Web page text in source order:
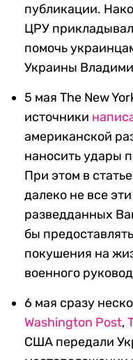
публикации.
ЦРУ
помочь
Украины
5 мая The New
источники
американской
наносить удары
При этом в
далеко не все
разведданных
бы
покушения на
военного
6 мая сразу
Washington Post,
США передали